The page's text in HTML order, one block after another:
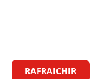
RAFRAICHIR